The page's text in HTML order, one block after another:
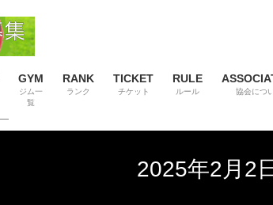
GYM
ジム一
覧
RANK
ランク
TICKET
チケット
RULE
ルール 協会につ
2025年2月2